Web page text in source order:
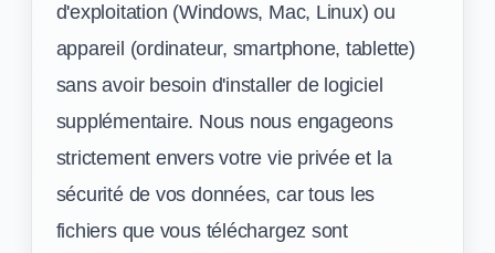
d'exploitation (Windows, Mac, Linux) ou
appareil (ordinateur, smartphone, tablette)
sans avoir besoin d'installer de logiciel
supplémentaire. Nous nous engageons
strictement envers votre vie privée et la
sécurité de vos données, car tous les
fichiers que vous téléchargez sont